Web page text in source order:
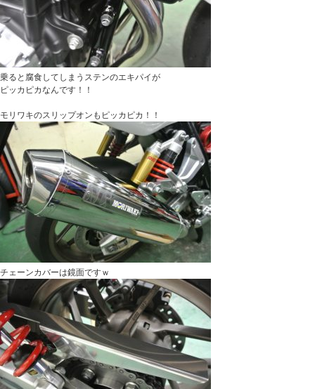
乗ると腐食してしまうステンのエキパイが
ピッカピカなんです！！
モリワキのスリップオンもピッカピカ！！
チェーンカバーは鏡面ですｗ